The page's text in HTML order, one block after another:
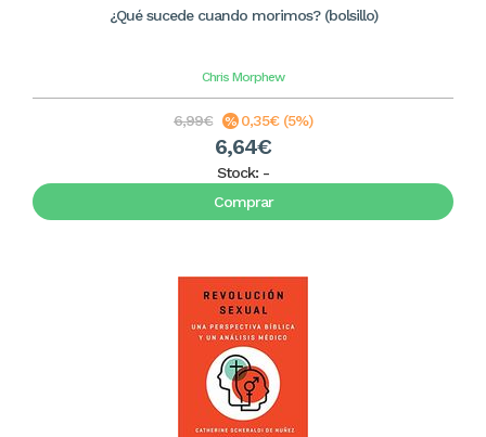
¿Qué sucede cuando morimos? (bolsillo)
Chris Morphew
6,99€ 0,35€ (5%)
6,64€
Stock: -
Comprar